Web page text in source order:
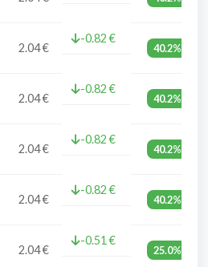
2.04 €
-0.82 €
40.2%
2.04 €
-0.82 €
40.2%
2.04 €
-0.82 €
40.2%
2.04 €
-0.82 €
40.2%
2.04 €
-0.51 €
25.0%